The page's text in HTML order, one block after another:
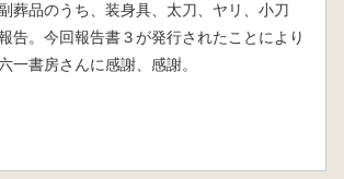
葬品のうち、装身具、太刀、ヤリ、小刀
告。今回報告書３が発行されたことにより
一書房さんに感謝、感謝。